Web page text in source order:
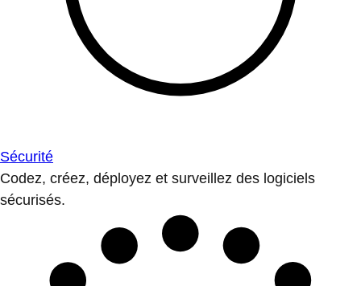
Sécurité
Codez, créez, déployez et surveillez des logiciels
sécurisés.